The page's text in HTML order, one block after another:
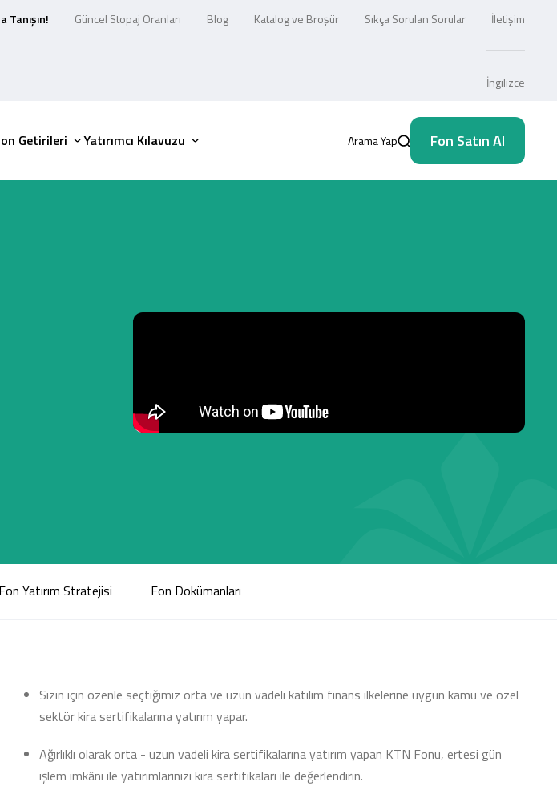
Tanışın! Güncel Stopaj Oranları Blog Katalog ve Broşür Sıkça Sorulan Sorular İletişim
İngilizce
Getirileri Yatırımcı Kılavuzu Arama Yap Fon Satın Al
Fon Yatırım Stratejisi Fon Dokümanları
Sizin için özenle seçtiğimiz orta ve uzun vadeli katılım finans ilkelerine uygun kamu ve özel
sektör kira sertifikalarına yatırım yapar.
Ağırlıklı olarak orta - uzun vadeli kira sertifikalarına yatırım yapan KTN Fonu, ertesi gün
işlem imkânı ile yatırımlarınızı kira sertifikaları ile değerlendirin.